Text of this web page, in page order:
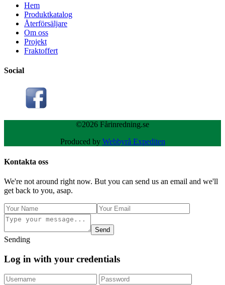
Hem
Produktkatalog
Återförsäljare
Om oss
Projekt
Fraktoffert
Social
©2026 Fårinredning.se
Produced by Webbyrå Expediten
Kontakta oss
We're not around right now. But you can send us an email and we'll
get back to you, asap.
Send
Sending
Log in with your credentials